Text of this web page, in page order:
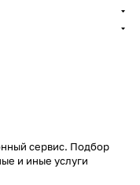
сервис. Подбор
и иные услуги